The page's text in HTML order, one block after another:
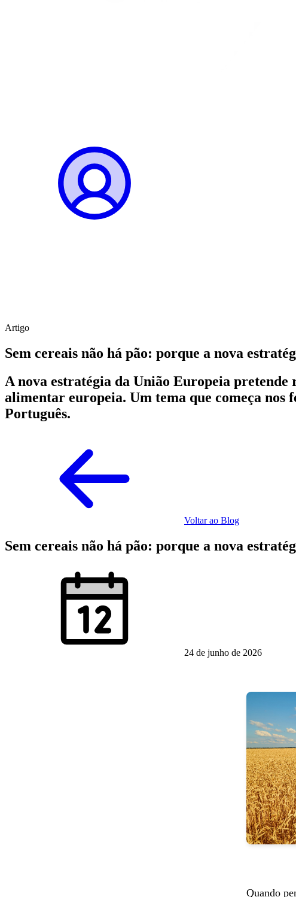
Artigo
Sem cereais não há pão: porque a nova
A nova estratégia da União Europeia
alimentar europeia. Um tema que começa nos
Português.
Voltar ao Blog
Sem cereais não há pão: porque a nova
24 de junho de 2026
Quando